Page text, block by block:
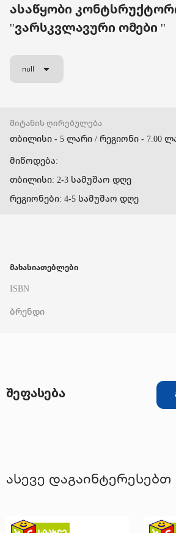
ასაწყობი
''ვარსკვლავური ომები ''
მიტანის ღირებულება
თბილისი - 5 ლარი / რეგიონი - 7.00
მიწოდება:
თბილისი: 2-3 სამუშაო დღე
რეგიონები: 4-5 სამუშაო დღე
მახასიათებლები
ISBN
ბრენდი
შეფასება
ასევე დაგაინტერესებთ